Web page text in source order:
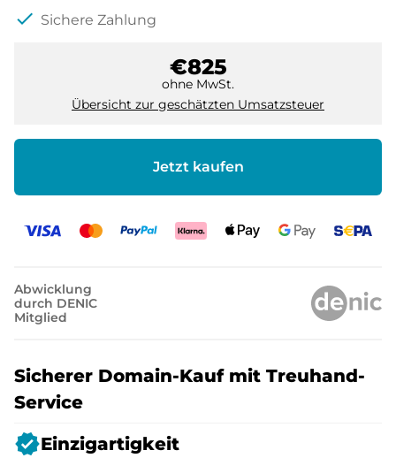
check Sichere Zahlung
€825
ohne MwSt.
Übersicht zur geschätzten Umsatzsteuer
Jetzt kaufen
Abwicklung
durch DENIC
Mitglied
Sicherer Domain-Kauf mit Treuhand-
Service
verifiedEinzigartigkeit